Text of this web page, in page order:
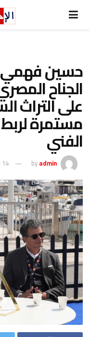
حسين فهمي
الجناح
على التراث
مستمرة لربط
الفني
byadmin 14 مايو 2026